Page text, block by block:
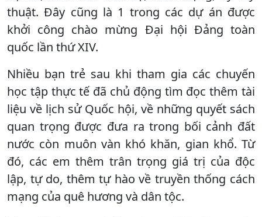
thuật. Đây cũng là 1 trong các dự án được
khởi công chào mừng Đại hội Đảng toàn
quốc lần thứ XIV.
Nhiều bạn trẻ sau khi tham gia các chuyến
học tập thực tế đã chủ động tìm đọc thêm tài
liệu về lịch sử Quốc hội, về những quyết sách
quan trọng được đưa ra trong bối cảnh đất
nước còn muôn vàn khó khăn, gian khổ. Từ
đó, các em thêm trân trọng giá trị của độc
lập, tự do, thêm tự hào về truyền thống cách
mạng của quê hương và dân tộc.